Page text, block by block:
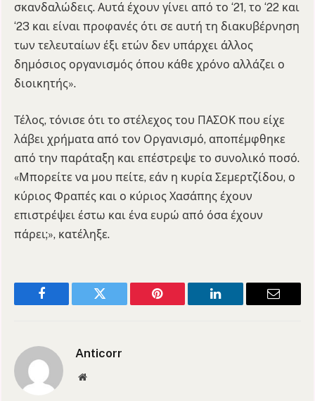
σκανδαλώδεις. Αυτά έχουν γίνει από το ‘21, το ‘22 και
‘23 και είναι προφανές ότι σε αυτή τη διακυβέρνηση
των τελευταίων έξι ετών δεν υπάρχει άλλος
δημόσιος οργανισμός όπου κάθε χρόνο αλλάζει ο
διοικητής».
Τέλος, τόνισε ότι το στέλεχος του ΠΑΣΟΚ που είχε
λάβει χρήματα από τον Οργανισμό, αποπέμφθηκε
από την παράταξη και επέστρεψε το συνολικό ποσό.
«Μπορείτε να μου πείτε, εάν η κυρία Σεμερτζίδου, ο
κύριος Φραπές και ο κύριος Χασάπης έχουν
επιστρέψει έστω και ένα ευρώ από όσα έχουν
πάρει;», κατέληξε.
Facebook Twitter Pinterest LinkedIn Email
Anticorr
Website